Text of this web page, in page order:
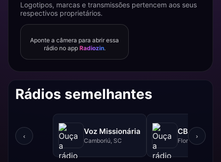
Logotipos, marcas e transmissões pertencem aos seus
respectivos proprietários.
Aponte a câmera para abrir essa
rádio no app Radiozin.
Rádios semelhantes
‹
Voz Missionária
Camboriú, SC
CBN - 740
Florianópolis,
›